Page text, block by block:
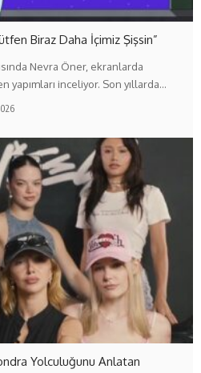
Biraz Daha İçimiz Şişsin”
Nevra Öner, ekranlarda
yapımları inceliyor. Son yıllarda…
Yolculuğunu Anlatan